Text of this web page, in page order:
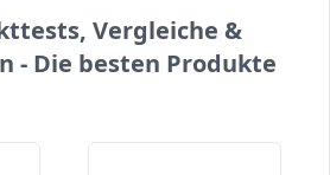
Vergleiche &
- Die besten Produkte